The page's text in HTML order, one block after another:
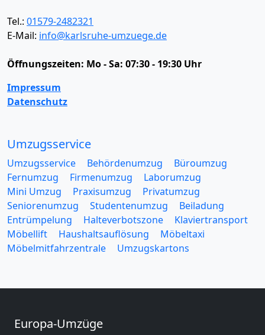
Tel.: 01579-2482321
E-Mail: info@karlsruhe-umzuege.de
Öffnungszeiten: Mo - Sa: 07:30 - 19:30 Uhr
Impressum
Datenschutz
Umzugsservice
Umzugsservice Behördenumzug
Büroumzug
Fernumzug
Firmenumzug
Laborumzug
Mini Umzug
Praxisumzug
Privatumzug
Seniorenumzug
Studentenumzug
Beiladung
Entrümpelung
Halteverbotszone
Klaviertransport
Möbellift
Haushaltsauflösung
Möbeltaxi
Möbelmitfahrzentrale
Umzugskartons
Europa-Umzüge